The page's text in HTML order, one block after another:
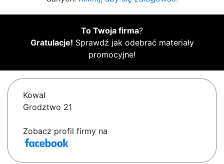
To Twoja firma?
Gratulacje! Sprawdź jak odebrać materiały
promocyjne!
Kowal
Grodztwo 21
Zobacz profil firmy na